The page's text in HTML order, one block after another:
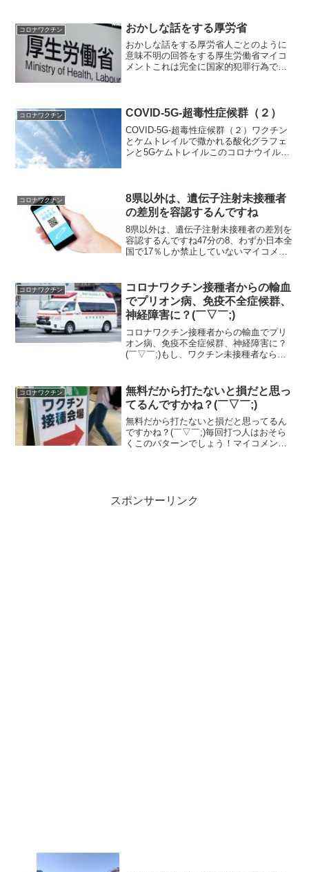
事で、サーシャ・ラティポワ氏の調査に
よって、新型コロナ...
コロナワクチン おかしな話をする厚労省
おかしな話をする厚労省人ごとのように
意味不明の回答をする厚生労働省マイコ
メントこれは完全に国家的犯罪行為で
ないです。獣です...
コロナワクチン COVID-5G-超毒性症候群（２）
COVID-5G-超毒性症候群（２）ワクチン
とケムトレイルで撒かれる酸化グラフェ
ンと5Gケムトレイルこのコロナウイルス
ている有毒な...
コロナワクチン
8県以外は、遺伝子注射未接種者
の差別を容認するんですね
8県以外は、遺伝子注射未接種者の差別を
容認するんですね47分の8、わずか日本全
国で17％しか禁止していないマイコメン
ようです。感染収束に向けて効果が期待
される新型コロナ...
コロナワクチン
コロナワクチン接種者からの輸血
でプリオン病、免疫不全症候群、
神経障害に？(￣▽￣;)
コロナワクチン接種者からの輸血でプリ
オン病、免疫不全症候群、神経障害に？
(￣▽￣;)もし、ワクチン未接種者なら自
いて警告2024年3月20日（水）7時14分
（日本時間）...
コロナワクチン
無料だから打たないと損だと思っ
てるんですかね？(￣▽￣;)
無料だから打たないと損だと思ってるん
ですかね？(￣▽￣;)毎回打つ人はおそら
くこのパターンでしょう！マイコメント
スポンサーリンク